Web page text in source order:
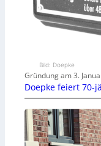
Bild: Doepke
Gründung am 3.
Doepke feiert 70-